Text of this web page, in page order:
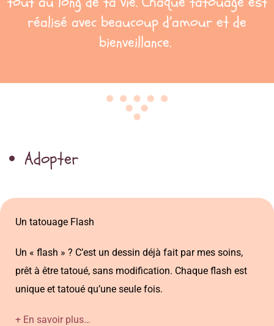
réalisé avec beaucoup d’amour et de
bienveillance.
Adopter
Un tatouage Flash
Un « flash » ? C’est un dessin déjà fait par mes soins,
prêt à être tatoué, sans modification. Chaque flash est
unique et tatoué qu’une seule fois.
+ En savoir plus…
Un projet sur mesure
Il est possible de passer commande d’un tatouage sur
mesure, selon tes envies et indications, dans mon
univers graphique…
+ En savoir plus…
Une illustration
Si tu n’es pas encore prêt à franchir le cap du tatouage,
je peux aussi réaliser des illustrations numériques qui te
seront transmises par mail…
+ En savoir plus…